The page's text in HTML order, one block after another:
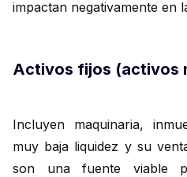
impactan negativamente en
Activos fijos (activos
Incluyen maquinaria,
muy baja liquidez y su
son una fuente viable